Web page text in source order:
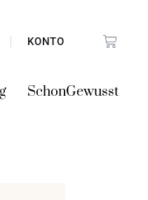
KONTO
SchonGewusst